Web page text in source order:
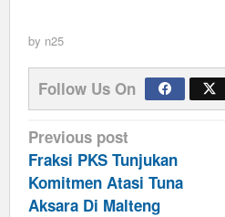
by n25
Follow Us On
Post
navigation
Previous post
Fraksi PKS Tunjukan
Komitmen Atasi Tuna
Aksara Di Malteng